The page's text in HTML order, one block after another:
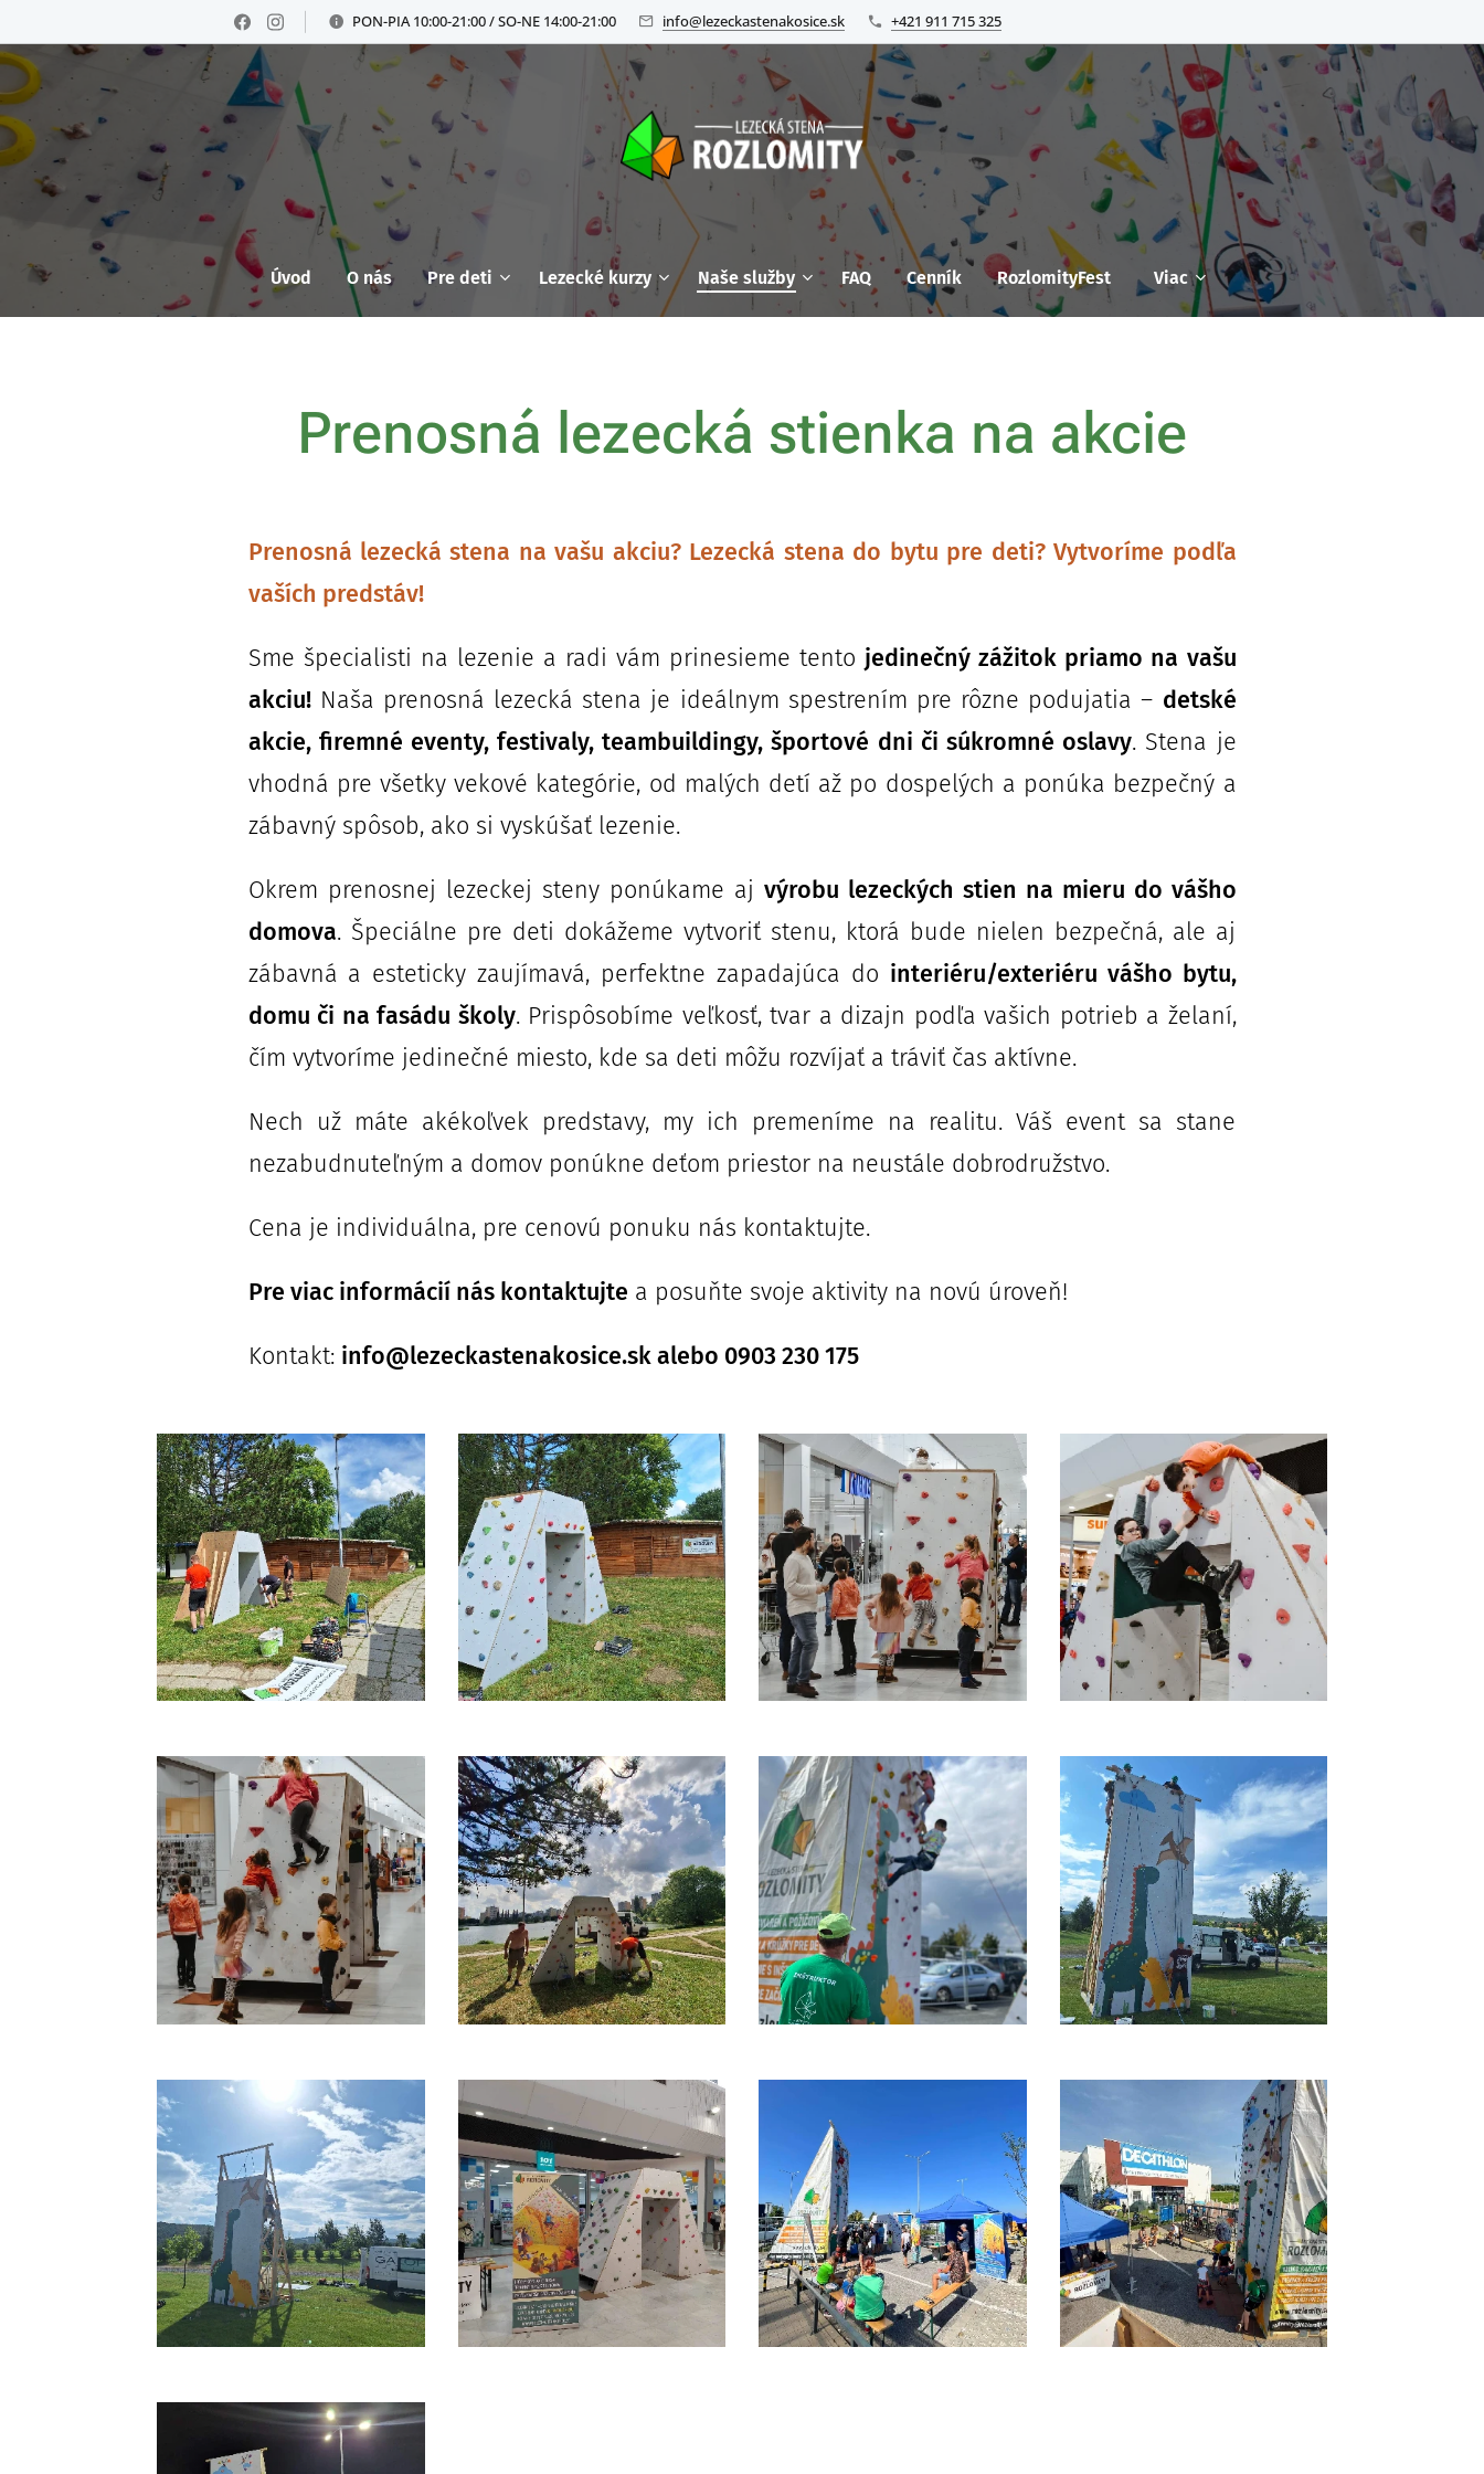
PON-PIA 10:00-21:00 / SO-NE 14:00-21:00 info@lezeckastenakosice.sk +421 911 715 325
Úvod O nás Pre deti Lezecké kurzy Naše služby FAQ Cenník RozlomityFest Viac
Prenosná lezecká stienka na akcie
Prenosná lezecká stena na vašu akciu? Lezecká stena do bytu pre deti? Vytvoríme podľa
vaších predstáv!
Sme špecialisti na lezenie a radi vám prinesieme tento jedinečný zážitok priamo na vašu
akciu!Naša prenosná lezecká stena je ideálnym spestrením pre rôzne podujatia – detské
akcie, firemné eventy, festivaly, teambuildingy, športové dni či súkromné oslavy. Stena je
vhodná pre všetky vekové kategórie, od malých detí až po dospelých a ponúka bezpečný a
zábavný spôsob, ako si vyskúšať lezenie.
Okrem prenosnej lezeckej steny ponúkame aj výrobu lezeckých stien na mieru do vášho
domova. Špeciálne pre deti dokážeme vytvoriť stenu, ktorá bude nielen bezpečná, ale aj
zábavná a esteticky zaujímavá, perfektne zapadajúca do interiéru/exteriéru vášho bytu,
domu či na fasádu školy. Prispôsobíme veľkosť, tvar a dizajn podľa vašich potrieb a želaní,
čím vytvoríme jedinečné miesto, kde sa deti môžu rozvíjať a tráviť čas aktívne.
Nech už máte akékoľvek predstavy, my ich premeníme na realitu. Váš event sa stane
nezabudnuteľným a domov ponúkne deťom priestor na neustále dobrodružstvo.
Cena je individuálna, pre cenovú ponuku nás kontaktujte.
Pre viac informácií nás kontaktujte a posuňte svoje aktivity na novú úroveň!
Kontakt: info@lezeckastenakosice.sk alebo 0903 230 175